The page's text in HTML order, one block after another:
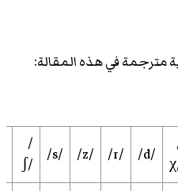
مترجمة في هذه المقالة:
/d/
/r/
/z/
/s/
/
ʃ/